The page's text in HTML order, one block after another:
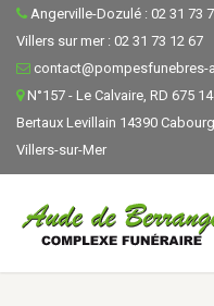
Angerville-Dozulé : 02 31 73
Villers sur mer : 02 31 73 12 67
contact@pompesfunebres-
N°157 - Le Calvaire, RD 675
Bertaux Levillain 14390
Villers-sur-Mer